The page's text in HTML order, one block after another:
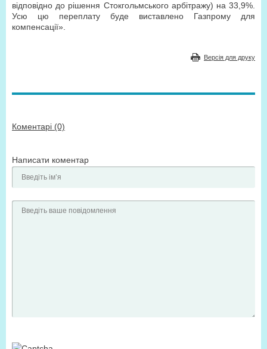
відповідно до рішення Стокгольмського арбітражу) на 33,9%.
Усю цю переплату буде виставлено Газпрому для
компенсації».
Версія для друку
Коментарі (0)
Написати коментар